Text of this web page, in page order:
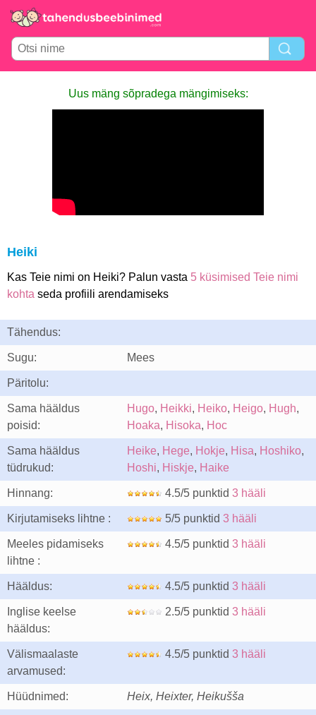
Uus mäng sõpradega mängimiseks:
Heiki
Kas Teie nimi on Heiki? Palun vasta 5 küsimised Teie nimi
kohta seda profiili arendamiseks
Tähendus:
Sugu: Mees
Päritolu:
Sama hääldus
poisid:
Hugo, Heikki, Heiko, Heigo, Hugh,
Hoaka, Hisoka, Hoc
Sama hääldus
tüdrukud:
Heike, Hege, Hokje, Hisa, Hoshiko,
Hoshi, Hiskje, Haike
Hinnang: 4.5/5 punktid 3 hääli
Kirjutamiseks lihtne : 5/5 punktid 3 hääli
Meeles pidamiseks
lihtne :
4.5/5 punktid 3 hääli
Hääldus: 4.5/5 punktid 3 hääli
Inglise keelse
hääldus:
2.5/5 punktid 3 hääli
Välismaalaste
arvamused:
4.5/5 punktid 3 hääli
Hüüdnimed: Heix, Heixter, Heikušša